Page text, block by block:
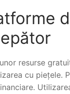
resurse
cu piețele.